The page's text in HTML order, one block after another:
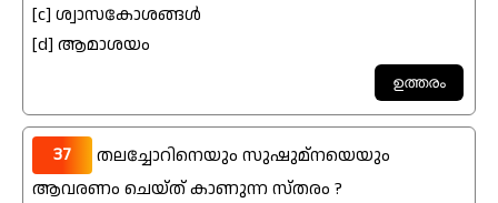
[c] ശ്വാസകോശങ്ങൾ
[d] ആമാശയം
37
തലച്ചോറിനെയും സുഷുമ്നയെയും
ആവരണം ചെയ്ത് കാണുന്ന സ്തരം ?